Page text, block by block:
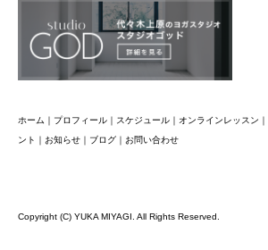
ホーム ｜ プロフィール ｜ スケジュール ｜ オンラインレッスン ｜
ント ｜ お知らせ ｜ ブログ ｜ お問い合わせ
Copyright (C) YUKA MIYAGI. All Rights Reserved.